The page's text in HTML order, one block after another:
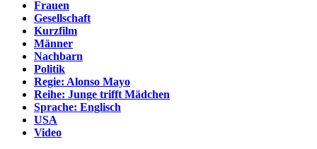
Frauen
Gesellschaft
Kurzfilm
Männer
Nachbarn
Politik
Regie: Alonso Mayo
Reihe: Junge trifft Mädchen
Sprache: Englisch
USA
Video